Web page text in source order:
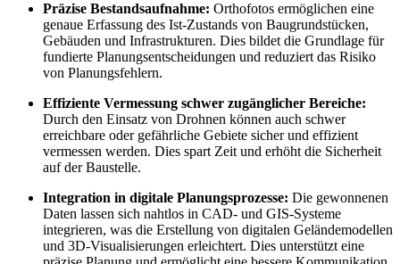
Präzise Bestandsaufnahme: Orthofotos ermöglichen eine
genaue Erfassung des Ist-Zustands von Baugrundstücken,
Gebäuden und Infrastrukturen. Dies bildet die Grundlage für
fundierte Planungsentscheidungen und reduziert das Risiko
von Planungsfehlern.
Effiziente Vermessung schwer zugänglicher Bereiche:
Durch den Einsatz von Drohnen können auch schwer
erreichbare oder gefährliche Gebiete sicher und effizient
vermessen werden. Dies spart Zeit und erhöht die Sicherheit
auf der Baustelle.
Integration in digitale Planungsprozesse: Die gewonnenen
Daten lassen sich nahtlos in CAD- und GIS-Systeme
integrieren, was die Erstellung von digitalen Geländemodellen
und 3D-Visualisierungen erleichtert. Dies unterstützt eine